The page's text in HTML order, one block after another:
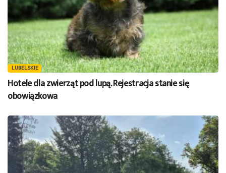
LUBELSKIE
Hotele dla zwierząt pod lupą. Rejestracja stanie się
obowiązkowa